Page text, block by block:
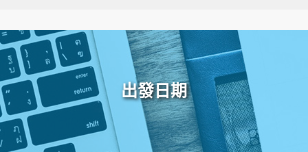
出發日期